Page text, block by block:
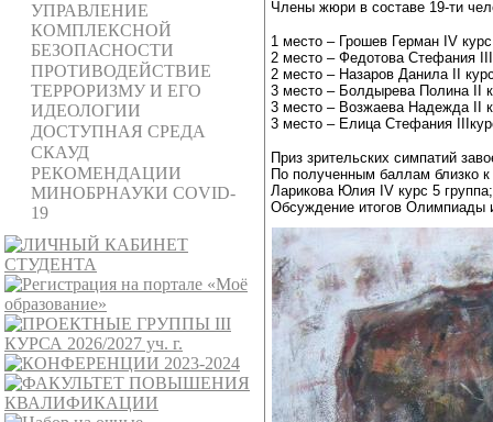
УПРАВЛЕНИЕ
КОМПЛЕКСНОЙ
БЕЗОПАСНОСТИ
ПРОТИВОДЕЙСТВИЕ
ТЕРРОРИЗМУ И ЕГО
ИДЕОЛОГИИ
ДОСТУПНАЯ СРЕДА
СКАУД
РЕКОМЕНДАЦИИ
МИНОБРНАУКИ COVID-
19
Члены жюри в составе 19-ти
1 место – Грошев Герман IV
2 место – Федотова Стефания
2 место – Назаров Данила
3 место – Болдырева Полина
3 место – Возжаева Надежда
3 место – Елица Стефания
Приз зрительских симпатий
По полученным баллам близко
Ларикова Юлия IV курс 5
Обсуждение итогов Олимпиады